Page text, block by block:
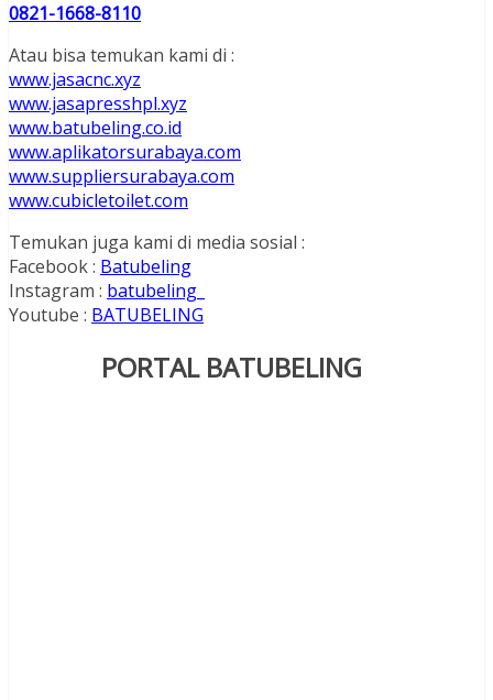
0821-1668-8110
Atau bisa temukan kami di :
www.jasacnc.xyz
www.jasapresshpl.xyz
www.batubeling.co.id
www.aplikatorsurabaya.com
www.suppliersurabaya.com
www.cubicletoilet.com
Temukan juga kami di media sosial :
Facebook : Batubeling
Instagram : batubeling_
Youtube : BATUBELING
PORTAL BATUBELING